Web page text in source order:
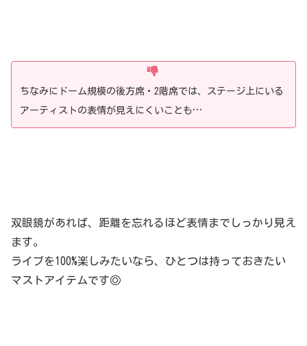
ちなみにドーム規模の後方席・2階席では、ステージ上にいる
アーティストの表情が見えにくいことも…
双眼鏡があれば、距離を忘れるほど表情までしっかり見え
ます。
ライブを100%楽しみたいなら、ひとつは持っておきたい
マストアイテムです◎